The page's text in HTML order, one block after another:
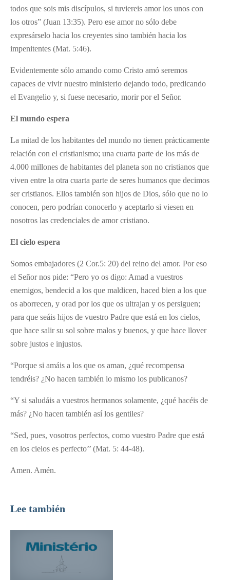
todos que sois mis discípulos, si tuviereis amor los unos con
los otros” (Juan 13:35). Pero ese amor no sólo debe
expresárselo hacia los creyentes sino también hacia los
impenitentes (Mat. 5:46).
Evidentemente sólo amando como Cristo amó seremos
capaces de vivir nuestro ministerio dejando todo, predicando
el Evangelio y, si fuese necesario, morir por el Señor.
El mundo espera
La mitad de los habitantes del mundo no tienen prácticamente
relación con el cristianismo; una cuarta parte de los más de
4.000 millones de habitantes del planeta son no cristianos que
viven entre la otra cuarta parte de seres humanos que decimos
ser cristianos. Ellos también son hijos de Dios, sólo que no lo
conocen, pero podrían conocerlo y aceptarlo si viesen en
nosotros las credenciales de amor cristiano.
El cielo espera
Somos embajadores (2 Cor.5: 20) del reino del amor. Por eso
el Señor nos pide: “Pero yo os digo: Amad a vuestros
enemigos, bendecid a los que maldicen, haced bien a los que
os aborrecen, y orad por los que os ultrajan y os persiguen;
para que seáis hijos de vuestro Padre que está en los cielos,
que hace salir su sol sobre malos y buenos, y que hace llover
sobre justos e injustos.
“Porque si amáis a los que os aman, ¿qué recompensa
tendréis? ¿No hacen también lo mismo los publicanos?
“Y si saludáis a vuestros hermanos solamente, ¿qué hacéis de
más? ¿No hacen también así los gentiles?
“Sed, pues, vosotros perfectos, como vuestro Padre que está
en los cielos es perfecto’’ (Mat. 5: 44-48).
Amen. Amén.
Lee también